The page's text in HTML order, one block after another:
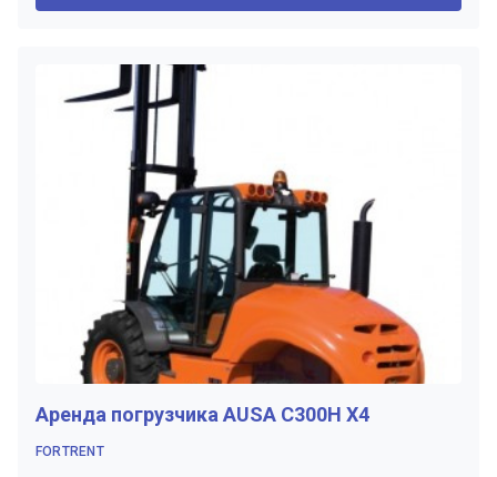
Аренда погрузчика AUSA С300Н X4
FORTRENT